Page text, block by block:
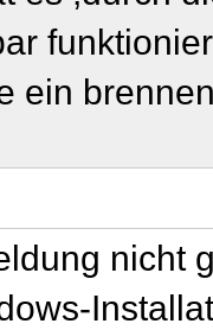
ein
nicht